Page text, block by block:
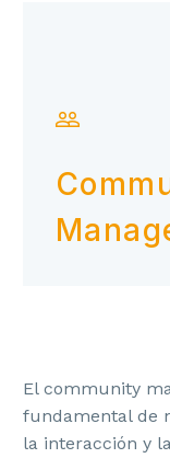


El community
fundamental de
la interacción y